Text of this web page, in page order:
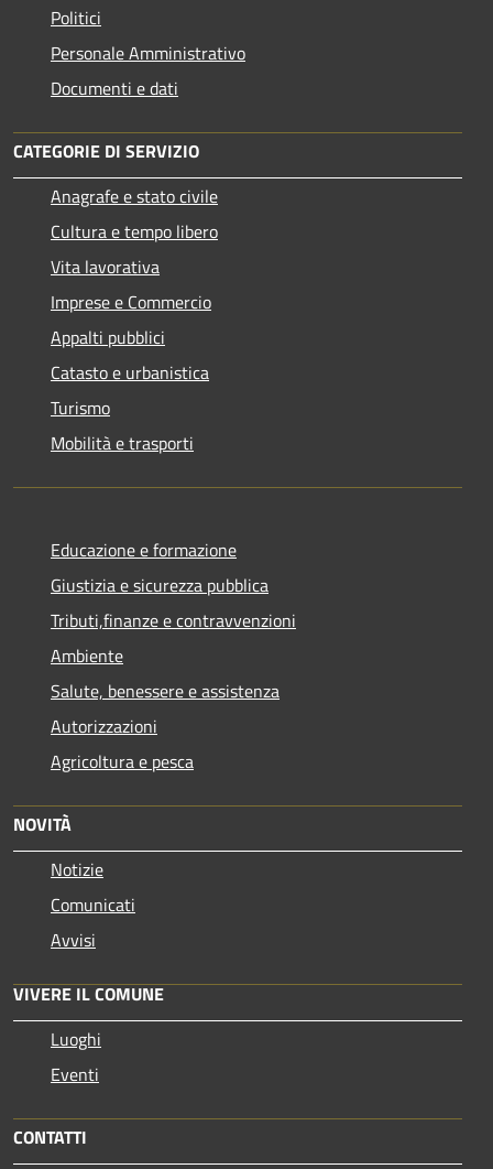
Politici
Personale Amministrativo
Documenti e dati
CATEGORIE DI SERVIZIO
Anagrafe e stato civile
Cultura e tempo libero
Vita lavorativa
Imprese e Commercio
Appalti pubblici
Catasto e urbanistica
Turismo
Mobilità e trasporti
Educazione e formazione
Giustizia e sicurezza pubblica
Tributi,finanze e contravvenzioni
Ambiente
Salute, benessere e assistenza
Autorizzazioni
Agricoltura e pesca
NOVITÀ
Notizie
Comunicati
Avvisi
VIVERE IL COMUNE
Luoghi
Eventi
CONTATTI